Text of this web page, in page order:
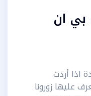
بي ان
اذا أردت
عليها زورونا